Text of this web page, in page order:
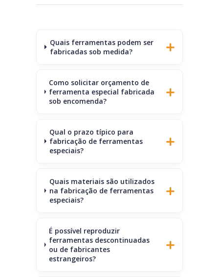
Quais ferramentas podem ser
fabricadas sob medida?
Como solicitar orçamento de
ferramenta especial fabricada
sob encomenda?
Qual o prazo típico para
fabricação de ferramentas
especiais?
Quais materiais são utilizados
na fabricação de ferramentas
especiais?
É possível reproduzir
ferramentas descontinuadas
ou de fabricantes
estrangeiros?